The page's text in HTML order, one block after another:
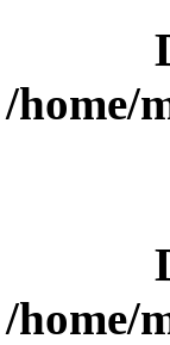
/home/
/home/